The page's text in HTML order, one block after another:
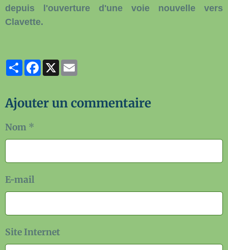
depuis l'ouverture d'une voie nouvelle vers
Clavette.
PartagerFacebook
X
Ajouter un commentaire
Nom
E-mail
Site Internet